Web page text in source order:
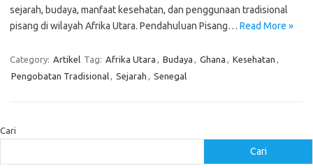
sejarah, budaya, manfaat kesehatan, dan penggunaan tradisional
pisang di wilayah Afrika Utara. Pendahuluan Pisang… Read More »
Category: Artikel Tag: Afrika Utara , Budaya , Ghana , Kesehatan ,
Pengobatan Tradisional, Sejarah , Senegal
Cari
Cari